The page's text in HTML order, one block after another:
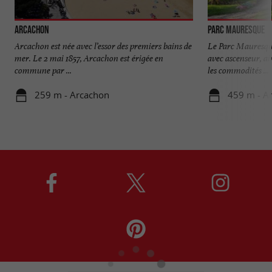
Arcachon
Arcachon est née avec l’essor des premiers bains de
mer. Le 2 mai 1857, Arcachon est érigée en
commune par ...
259 m - Arcachon
Parc Mauresque
Le Parc
avec ascenseur,
les commodités ...
459 m -